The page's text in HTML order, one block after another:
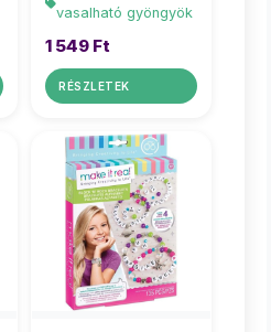
vasalható gyöngyök
1 549 Ft
RÉSZLETEK